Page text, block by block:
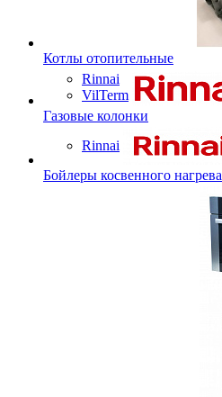
Котлы отопительные
Rinnai
VilTerm
Газовые колонки
Rinnai
Бойлеры косвенного нагрева